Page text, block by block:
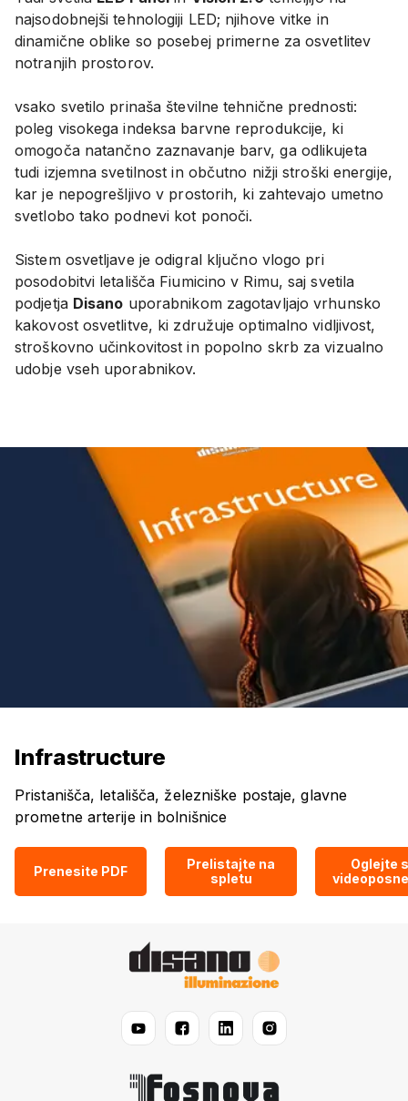
najsodobnejši tehnologiji LED; njihove vitke in
dinamične oblike so posebej primerne za osvetlitev
notranjih prostorov.
vsako svetilo prinaša številne tehnične prednosti:
poleg visokega indeksa barvne reprodukcije, ki
omogoča natančno zaznavanje barv, ga odlikujeta
tudi izjemna svetilnost in občutno nižji stroški energije,
kar je nepogrešljivo v prostorih, ki zahtevajo umetno
svetlobo tako podnevi kot ponoči.
Sistem osvetljave je odigral ključno vlogo pri
posodobitvi letališča Fiumicino v Rimu, saj svetila
podjetja Disano uporabnikom zagotavljajo vrhunsko
kakovost osvetlitve, ki združuje optimalno vidljivost,
stroškovno učinkovitost in popolno skrb za vizualno
udobje vseh uporabnikov.
Infrastructure
Pristanišča, letališča, železniške postaje, glavne
prometne arterije in bolnišnice
Prenesite PDF
Prelistajte na
spletu
Oglejte